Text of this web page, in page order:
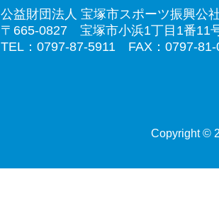
公益財団法人 宝塚市スポーツ振興公
〒665-0827 宝塚市小浜1丁目1番11
TEL：0797-87-5911 FAX：0797-81-
Copyright ©